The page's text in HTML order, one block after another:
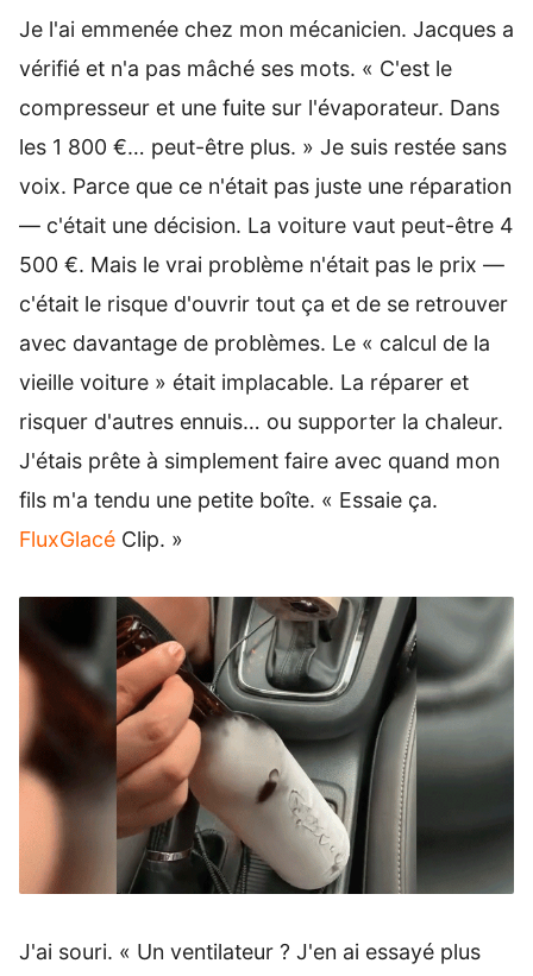
Je l'ai emmenée chez mon mécanicien. Jacques a
vérifié et n'a pas mâché ses mots. « C'est le
compresseur et une fuite sur l'évaporateur. Dans
les 1 800 €… peut-être plus. » Je suis restée sans
voix. Parce que ce n'était pas juste une réparation
— c'était une décision. La voiture vaut peut-être 4
500 €. Mais le vrai problème n'était pas le prix —
c'était le risque d'ouvrir tout ça et de se retrouver
avec davantage de problèmes. Le « calcul de la
vieille voiture » était implacable. La réparer et
risquer d'autres ennuis… ou supporter la chaleur.
J'étais prête à simplement faire avec quand mon
fils m'a tendu une petite boîte. « Essaie ça.
FluxGlacé Clip. »
J'ai souri. « Un ventilateur ? J'en ai essayé plus